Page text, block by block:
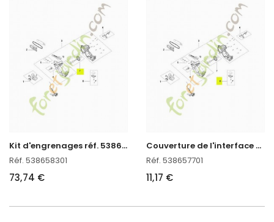
K
it d'engrenages réf. 538658301
Réf. 538658301
73,74 €
C
ouverture de l'interface utilisateur réf. 538657701
Réf. 538657701
11,17 €